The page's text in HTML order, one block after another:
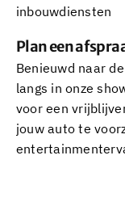
inbouwdiensten
Plan een
Benieuwd naar
langs in onze
voor een
jouw auto te